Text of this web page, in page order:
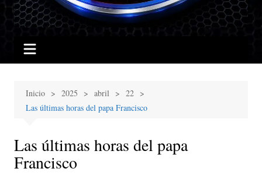
Inicio 2025 abril
22
Las últimas horas del papa Francisco
Las últimas horas del papa
Francisco